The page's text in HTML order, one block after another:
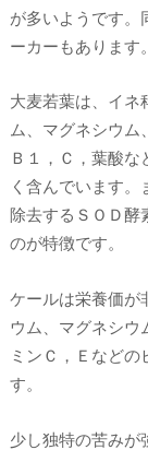
が多いようです。
ーカーもあります。
大麦若葉は、イネ
ム、マグネシウ
Ｂ１，Ｃ，葉酸
く含んでいます
除去するＳＯＤ酵
のが特徴です。
ケールは栄養価が
ウム、マグネシウ
ミンＣ，Ｅなどの
す。
少し独特の苦みが